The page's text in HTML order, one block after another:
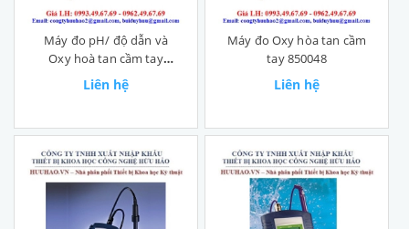
Máy đo pH/ độ dẫn và
Oxy hoà tan cầm tay
850049
Liên hệ
Máy đo Oxy hòa tan cầm
tay 850048
Liên hệ